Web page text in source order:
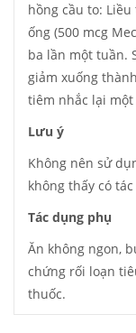
hồng cầu to:
ống (500 mcg
ba lần một tuần.
giảm xuống
tiêm nhắc lại một
Lưu ý
Không nên sử
không thấy có
Tác dụng phụ
Ăn không ngon,
chứng rối loạn
thuốc.